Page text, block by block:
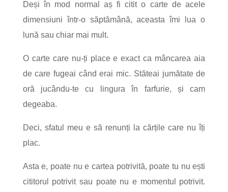
Deși în mod normal aș fi citit o carte de acele
dimensiuni într-o săptămână, aceasta îmi lua o
lună sau chiar mai mult.
O carte care nu-ți place e exact ca mâncarea aia
de care fugeai când erai mic. Stăteai jumătate de
oră jucându-te cu lingura în farfurie, și cam
degeaba.
Deci, sfatul meu e să renunți la cărțile care nu îți
plac.
Asta e, poate nu e cartea potrivită, poate tu nu ești
cititorul potrivit sau poate nu e momentul potrivit.